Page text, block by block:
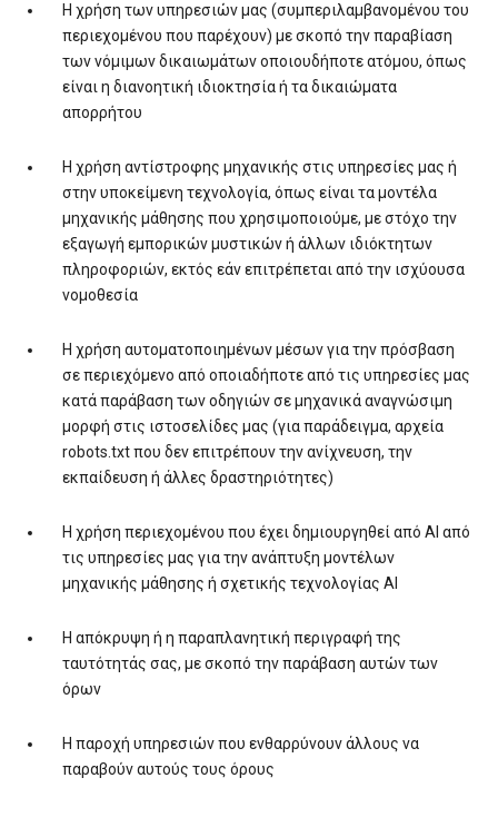
Η χρήση των υπηρεσιών μας (συμπεριλαμβανομένου του
περιεχομένου που παρέχουν) με σκοπό την παραβίαση
των νόμιμων δικαιωμάτων οποιουδήποτε ατόμου, όπως
είναι η διανοητική ιδιοκτησία ή τα δικαιώματα
απορρήτου
Η χρήση αντίστροφης μηχανικής στις υπηρεσίες μας ή
στην υποκείμενη τεχνολογία, όπως είναι τα μοντέλα
μηχανικής μάθησης που χρησιμοποιούμε, με στόχο την
εξαγωγή εμπορικών μυστικών ή άλλων ιδιόκτητων
πληροφοριών, εκτός εάν επιτρέπεται από την ισχύουσα
νομοθεσία
Η χρήση αυτοματοποιημένων μέσων για την πρόσβαση
σε περιεχόμενο από οποιαδήποτε από τις υπηρεσίες μας
κατά παράβαση των οδηγιών σε μηχανικά αναγνώσιμη
μορφή στις ιστοσελίδες μας (για παράδειγμα, αρχεία
robots.txt που δεν επιτρέπουν την ανίχνευση, την
εκπαίδευση ή άλλες δραστηριότητες)
Η χρήση περιεχομένου που έχει δημιουργηθεί από AI από
τις υπηρεσίες μας για την ανάπτυξη μοντέλων
μηχανικής μάθησης ή σχετικής τεχνολογίας AI
Η απόκρυψη ή η παραπλανητική περιγραφή της
ταυτότητάς σας, με σκοπό την παράβαση αυτών των
όρων
Η παροχή υπηρεσιών που ενθαρρύνουν άλλους να
παραβούν αυτούς τους όρους